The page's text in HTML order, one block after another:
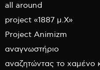
all around
project «1887 μ.Χ»
Project Animizm
αναγνωστήριο
αναζητώντας το χαμένο